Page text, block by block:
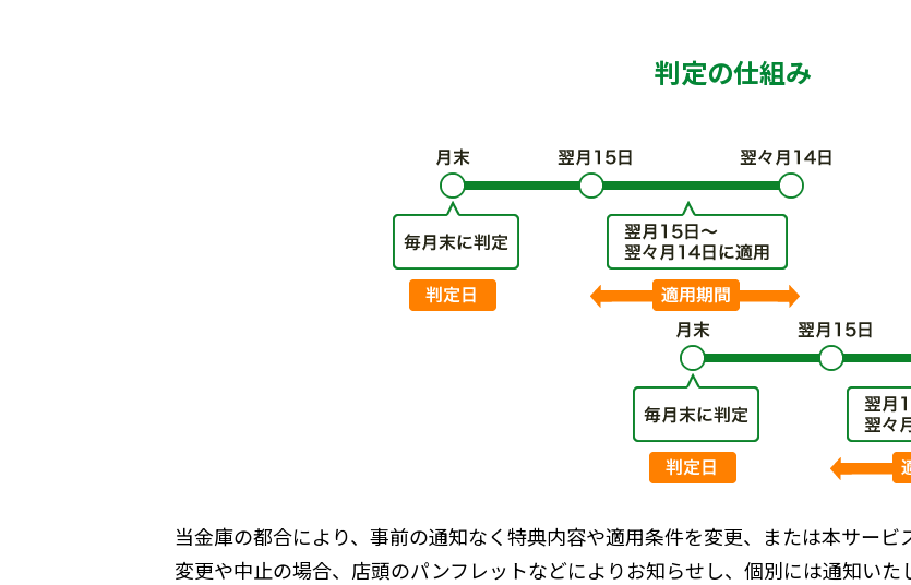
判定の仕組み
当金庫の都合により、事前の通知なく特典内容や適用条件を変更、または本サービ
変更や中止の場合、店頭のパンフレットなどによりお知らせし、個別には通知いた